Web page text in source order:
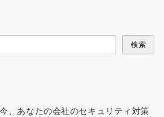
検索
、あなたの会社のセキュリティ対策